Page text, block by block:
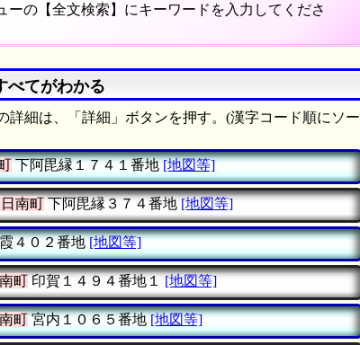
の【全文検索】にキーワードを入力してくださ
べてがわかる
詳細は、「詳細」ボタンを押す。(漢字コード順にソー
下阿毘縁１７４１番地 [地図等]
南町下阿毘縁３７４番地 [地図等]
４０２番地 [地図等]
町印賀１４９４番地１ [地図等]
町宮内１０６５番地 [地図等]